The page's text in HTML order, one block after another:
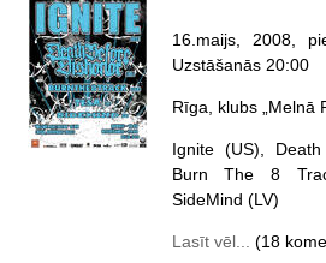
16.maijs, 2008,
Uzstāšanās 20:00
Rīga, klubs „Melnā
Ignite (US),
Burn The 8
SideMind (LV)
Lasīt vēl... (18